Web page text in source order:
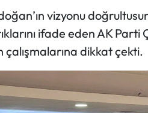
vizyonu
ifade eden AK Parti
çalışmalarına dikkat çekti.